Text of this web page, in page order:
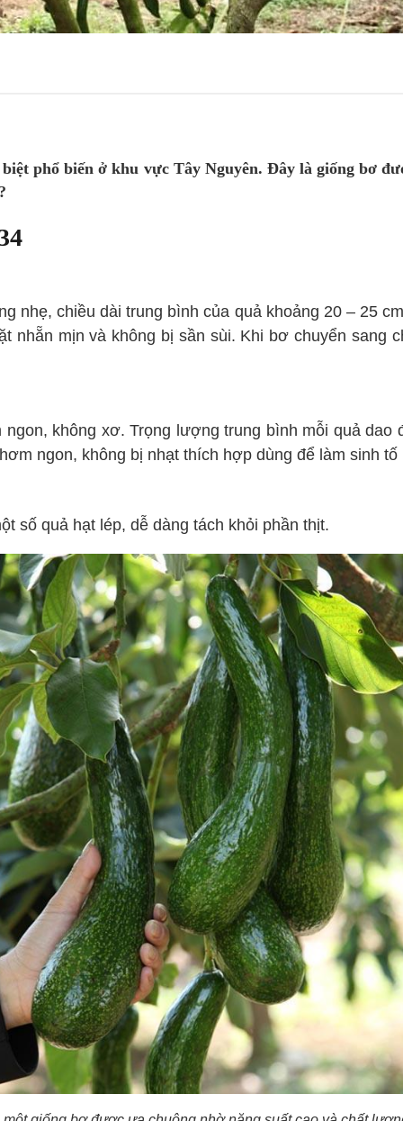
phổ biến ở khu vực Tây Nguyên. Đây là giống bơ
nhẹ, chiều dài trung bình của quả khoảng 20 – 25
nhẵn mịn và không bị sần sùi. Khi bơ chuyển sang
không xơ. Trọng lượng trung bình mỗi quả
ngon, không bị nhạt thích hợp dùng để làm sinh
số quả hạt lép, dễ dàng tách khỏi phần thịt.